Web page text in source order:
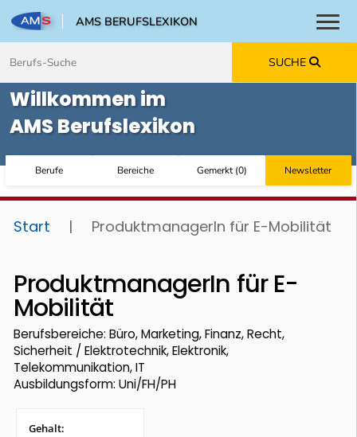
AMS BERUFSLEXIKON
SUCHE
Willkommen im
AMS Berufslexikon
Berufe Bereiche Gemerkt(0) Newsletter
Start | ProduktmanagerIn für E-Mobilität
ProduktmanagerIn für E-
Mobilität
Berufsbereiche: Büro, Marketing, Finanz, Recht,
Sicherheit / Elektrotechnik, Elektronik,
Telekommunikation, IT
Ausbildungsform: Uni/FH/PH
Gehalt: